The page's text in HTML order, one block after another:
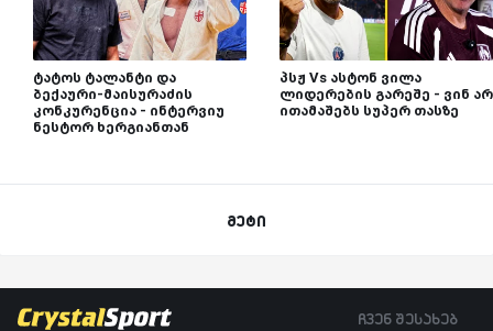
ტატოს ტალანტი და
ბექაური-მაისურაძის
კონკურენცია - ინტერვიუ
ნესტორ ხერგიანთან
პსჟ Vs ასტონ ვილა
ლიდერების გარეშე - ვინ არ
ითამაშებს სუპერ თასზე
მეტი
ჩვენ შესახებ